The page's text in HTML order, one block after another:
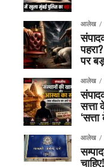
आलेख
पर
आलेख
सत्ता
आलेख